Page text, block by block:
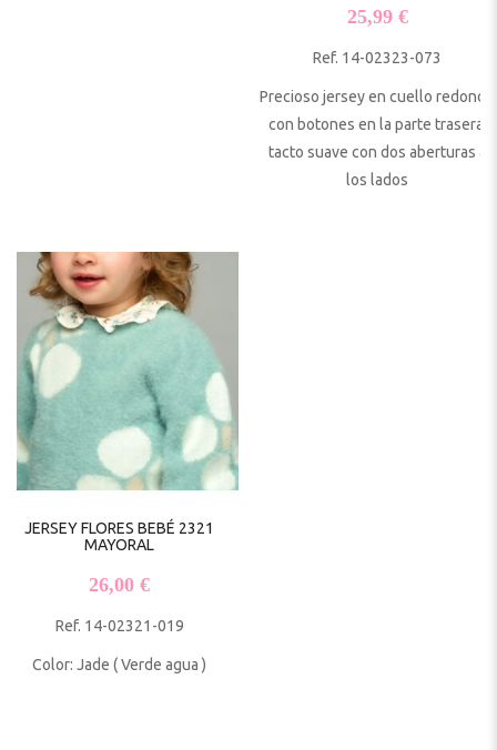
25,99 €
Ref. 14-02323-073
Precioso jersey en cuello redondo
con botones en la parte trasera,
tacto suave con dos aberturas a
los lados
JERSEY FLORES BEBÉ 2321
MAYORAL
26,00€
Ref. 14-02321-019
Color: Jade ( Verde agua )